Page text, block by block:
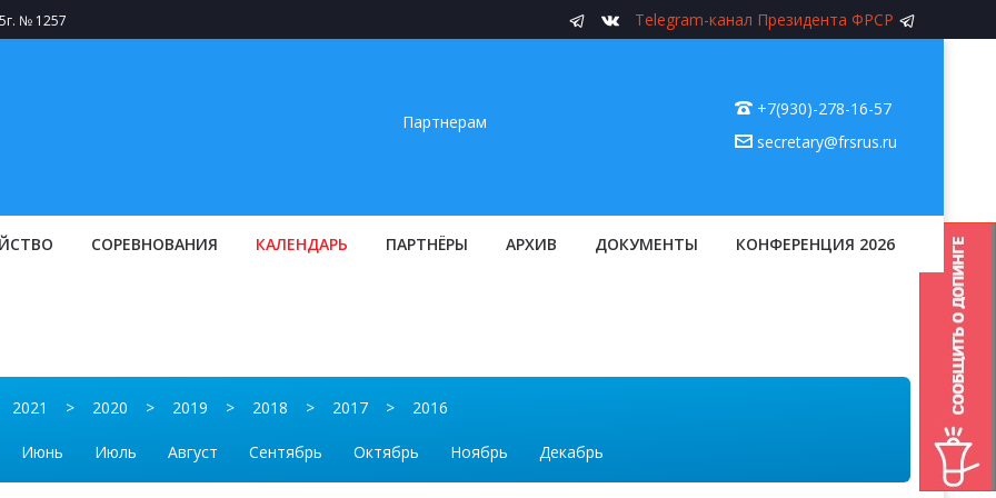
№ 1257 Telegram-канал Президента ФРСР
Партнерам
+7(930)-278-16-57
secretary@frsrus.ru
СОРЕВНОВАНИЯ КАЛЕНДАРЬ ПАРТНЁРЫ АРХИВ ДОКУМЕНТЫ КОНФЕРЕНЦИЯ 2026
2021 > 2020 > 2019 > 2018 > 2017 > 2016
Июнь Июль Август Сентябрь Октябрь Ноябрь Декабрь